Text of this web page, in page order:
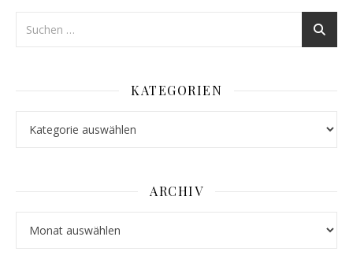
KATEGORIEN
ARCHIV